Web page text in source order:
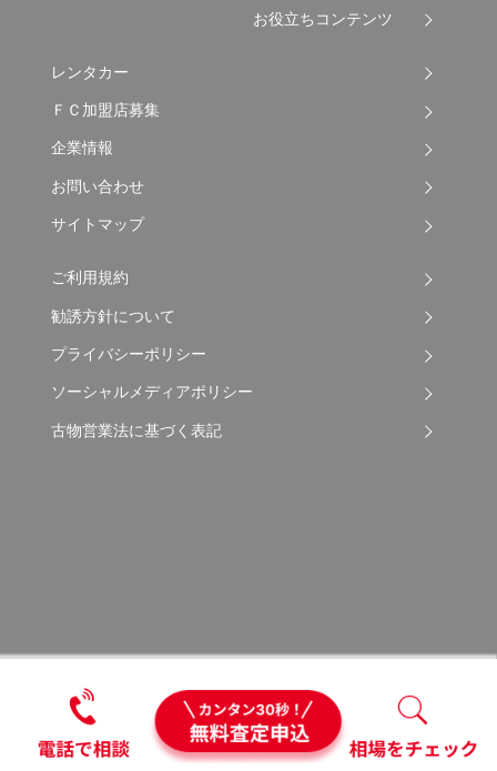
お役立ちコンテンツ
レンタカー
ＦＣ加盟店募集
企業情報
お問い合わせ
サイトマップ
ご利用規約
勧誘方針について
プライバシーポリシー
ソーシャルメディアポリシー
古物営業法に基づく表記